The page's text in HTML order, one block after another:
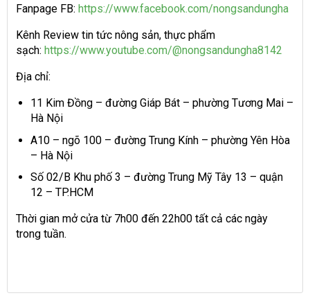
Fanpage FB: https://www.facebook.com/nongsandungha
Kênh Review tin tức nông sản, thực phẩm
sạch: https://www.youtube.com/@nongsandungha8142
Địa chỉ:
11 Kim Đồng – đường Giáp Bát – phường Tương Mai –
Hà Nội
A10 – ngõ 100 – đường Trung Kính – phường Yên Hòa
– Hà Nội
Số 02/B Khu phố 3 – đường Trung Mỹ Tây 13 – quận
12 – TP.HCM
Thời gian mở cửa từ 7h00 đến 22h00 tất cả các ngày
trong tuần.